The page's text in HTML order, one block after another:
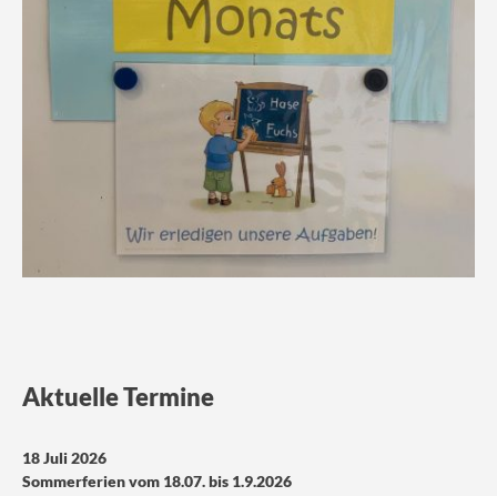
Aktuelle Termine
18 Juli 2026
Sommerferien vom 18.07. bis 1.9.2026